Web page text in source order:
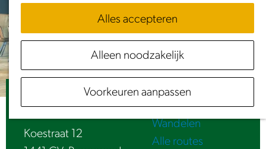
Alles accepteren
Alleen noodzakelijk
Voorkeuren aanpassen
e
h
o
m
e
Samen eropuit
Rust & Stilte
Activiteiten
Routes
Fietsen
Varen
Wandelen
Alle routes
Warrie Knarrie
Koestraat 12